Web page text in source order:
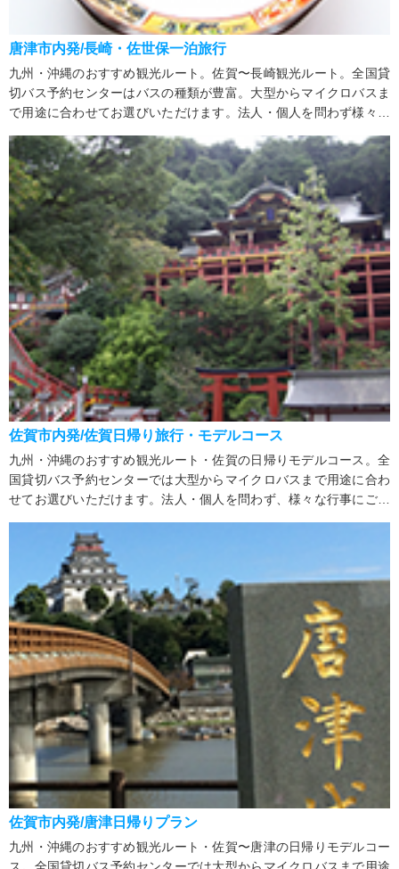
唐津市内発/長崎・佐世保一泊旅行
九州・沖縄のおすすめ観光ルート。佐賀〜長崎観光ルート。全国貸
切バス予約センターはバスの種類が豊富。大型からマイクロバスま
で用途に合わせてお選びいただけます。法人・個人を問わず様々な
佐賀市内発/佐賀日帰り旅行・モデルコース
九州・沖縄のおすすめ観光ルート・佐賀の日帰りモデルコース。全
国貸切バス予約センターでは大型からマイクロバスまで用途に合わ
せてお選びいただけます。法人・個人を問わず、様々な行事にご利
佐賀市内発/唐津日帰りプラン
九州・沖縄のおすすめ観光ルート・佐賀〜唐津の日帰りモデルコー